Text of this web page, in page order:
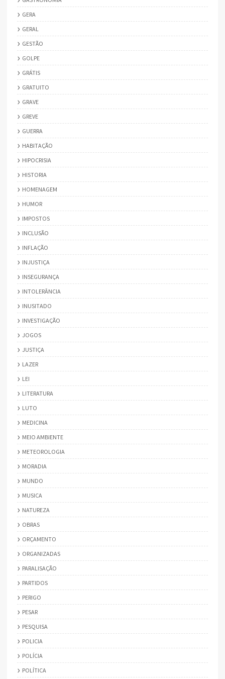
GERA
GERAL
GESTÃO
GOLPE
GRÁTIS
GRATUITO
GRAVE
GREVE
GUERRA
HABITAÇÃO
HIPOCRISIA
HISTORIA
HOMENAGEM
HUMOR
IMPOSTOS
INCLUSÃO
INFLAÇÃO
INJUSTIÇA
INSEGURANÇA
INTOLERÂNCIA
INUSITADO
INVESTIGAÇÃO
JOGOS
JUSTIÇA
LAZER
LEI
LITERATURA
LUTO
MEDICINA
MEIO AMBIENTE
METEOROLOGIA
MORADIA
MUNDO
MUSICA
NATUREZA
OBRAS
ORÇAMENTO
ORGANIZADAS
PARALISAÇÃO
PARTIDOS
PERIGO
PESAR
PESQUISA
POLICIA
POLÍCIA
POLÍTICA